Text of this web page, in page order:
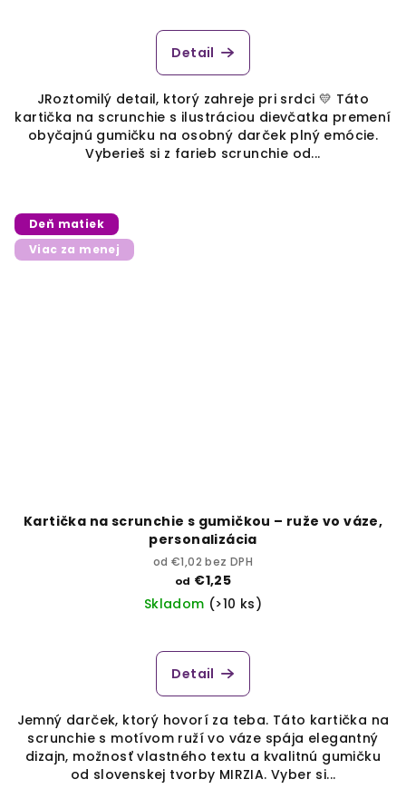
Detail
JRoztomilý detail, ktorý zahreje pri srdci 💛 Táto
kartička na scrunchie s ilustráciou dievčatka premení
obyčajnú gumičku na osobný darček plný emócie.
Vyberieš si z farieb scrunchie od...
Deň matiek
Viac za menej
Kartička na scrunchie s gumičkou – ruže vo váze,
personalizácia
od €1,02 bez DPH
od €1,25
Skladom (>10 ks)
Detail
Jemný darček, ktorý hovorí za teba. Táto kartička na
scrunchie s motívom ruží vo váze spája elegantný
dizajn, možnosť vlastného textu a kvalitnú gumičku
od slovenskej tvorby MIRZIA. Vyber si...